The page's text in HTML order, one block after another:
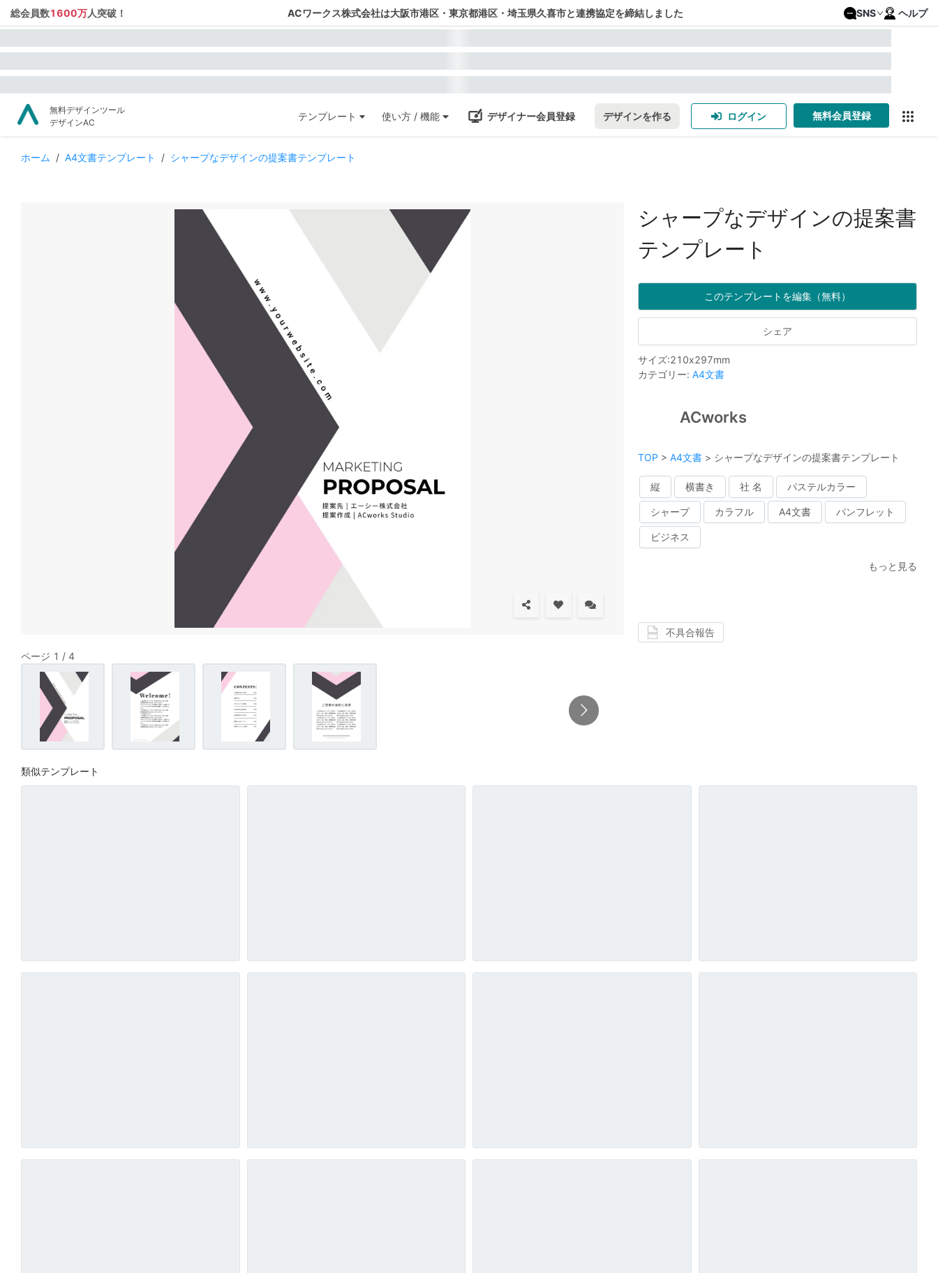
総会員数1600万人突破！ ACワークス株式会社は大阪市港区・東京都港区・埼玉県久喜市と連携協定を締結しました SNS ヘルプ
無料デザインツール
デザインAC
テンプレート 使い方 / 機能 デザイナー会員登録 デザインを作る ログイン 無料会員登録
ホーム / A4文書テンプレート / シャープなデザインの提案書テンプレート
ページ 1 / 4
シャープなデザインの提案書
テンプレート
このテンプレートを編集（無料）
シェア
サイズ:210x297mm
カテゴリー: A4文書
ACworks
TOP > A4文書 > シャープなデザインの提案書テンプレート
縦 横書き 社 名 パステルカラー
シャープ カラフル A4文書 パンフレット
ビジネス
もっと見る
不具合報告
類似テンプレート